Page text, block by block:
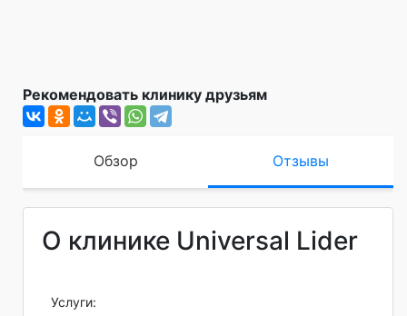
Рекомендовать клинику друзьям
Обзор Отзывы
О клинике Universal Lider
Услуги: